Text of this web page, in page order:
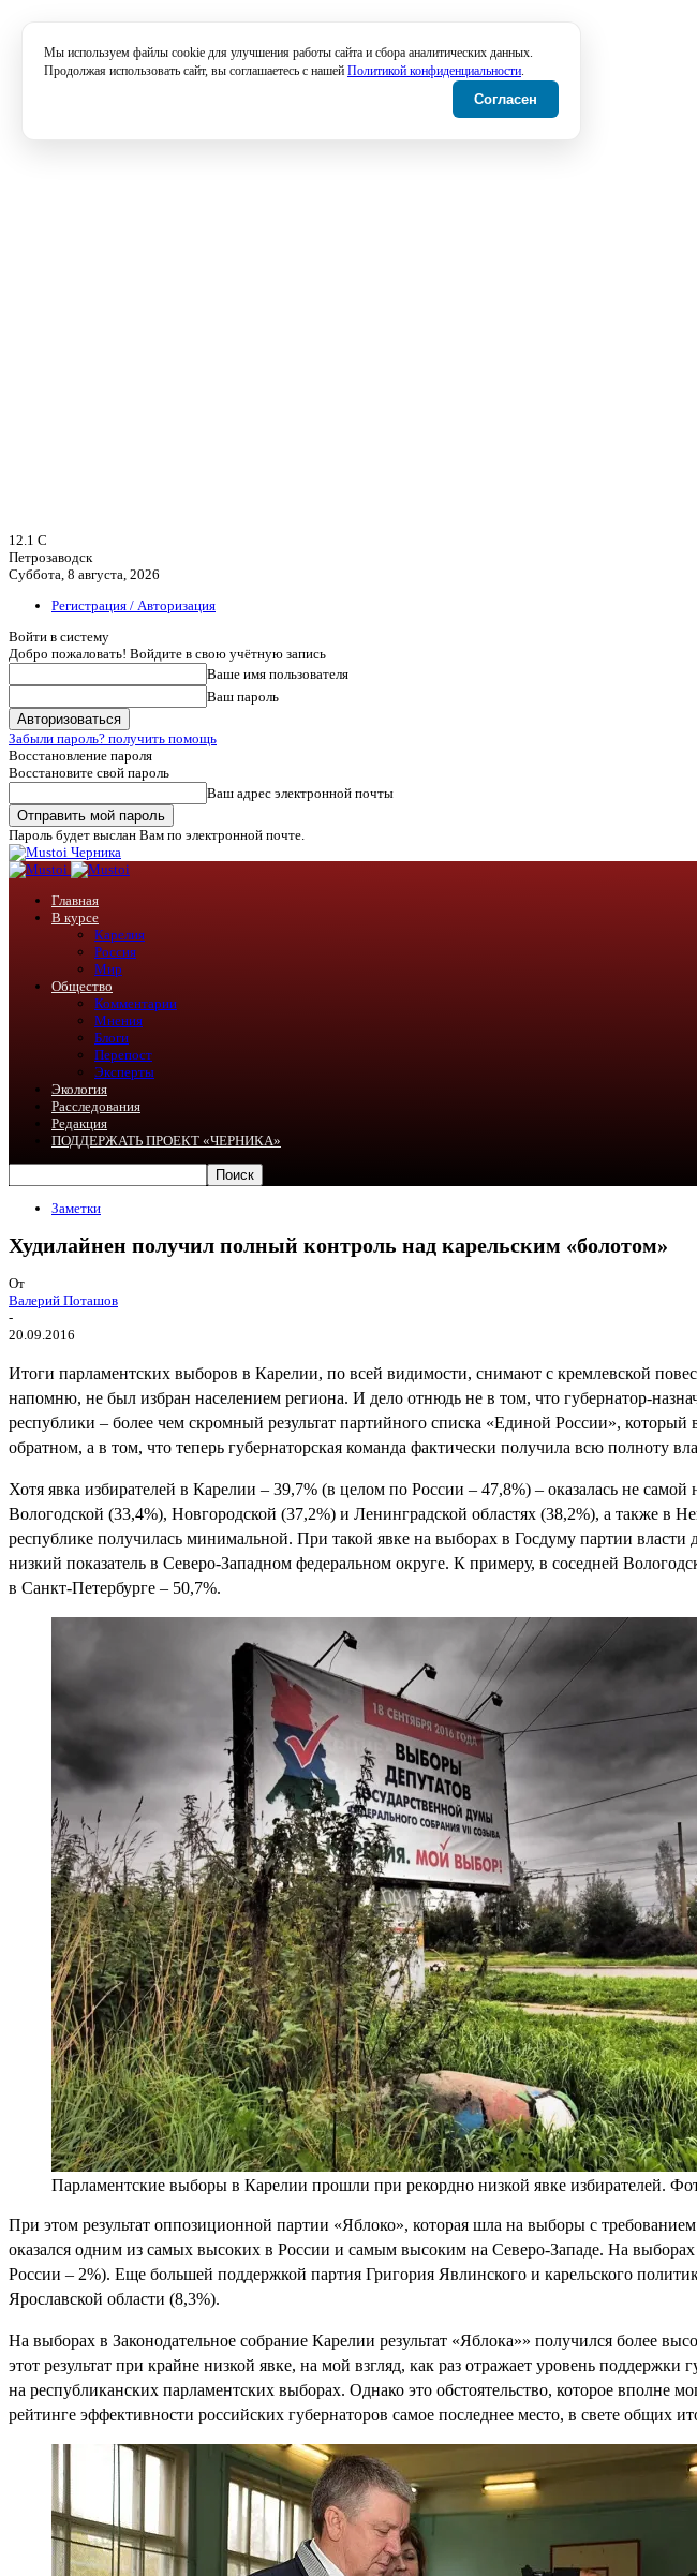
12.1 C
Петрозаводск
Суббота, 8 августа, 2026
Регистрация / Авторизация
Войти в систему
Добро пожаловать! Войдите в свою учётную запись
Ваше имя пользователя
Ваш пароль
Забыли пароль? получить помощь
Восстановление пароля
Восстановите свой пароль
Ваш адрес электронной почты
Пароль будет выслан Вам по электронной почте.
Черника
Главная
В курсе
Карелия
Россия
Мир
Общество
Комментарии
Мнения
Блоги
Перепост
Эксперты
Экология
Расследования
Редакция
ПОДДЕРЖАТЬ ПРОЕКТ «ЧЕРНИКА»
Заметки
Худилайнен получил полный контроль над карельским «болотом»
От
Валерий Поташов
-
20.09.2016
Итоги парламентских выборов в Карелии, по всей видимости, снимают с кремлевской
напомню, не был избран населением региона. И дело отнюдь не в том, что губернатор-
республики – более чем скромный результат партийного списка «Единой России», который
обратном, а в том, что теперь губернаторская команда фактически получила всю полноту
Хотя явка избирателей в Карелии – 39,7% (в целом по России – 47,8%) – оказалась не
Вологодской (33,4%), Новгородской (37,2%) и Ленинградской областях (38,2%), а также
республике получилась минимальной. При такой явке на выборах в Госдуму партии
низкий показатель в Северо-Западном федеральном округе. К примеру, в соседней
в Санкт-Петербурге – 50,7%.
Парламентские выборы в Карелии прошли при рекордно низкой явке избирателей.
При этом результат оппозиционной партии «Яблоко», которая шла на выборы с
оказался одним из самых высоких в России и самым высоким на Северо-Западе. На
России – 2%). Еще большей поддержкой партия Григория Явлинского и карельского
Ярославской области (8,3%).
На выборах в Законодательное собрание Карелии результат «Яблока»» получился более
этот результат при крайне низкой явке, на мой взгляд, как раз отражает уровень
на республиканских парламентских выборах. Однако это обстоятельство, которое
рейтинге эффективности российских губернаторов самое последнее место, в свете общих
Мы используем файлы cookie для улучшения работы сайта и сбора аналитических данных.
Продолжая использовать сайт, вы соглашаетесь с нашей Политикой конфиденциальности.
Согласен